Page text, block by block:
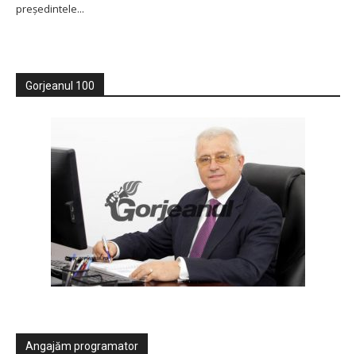
preşedintele...
Gorjeanul 100
Angajăm programator